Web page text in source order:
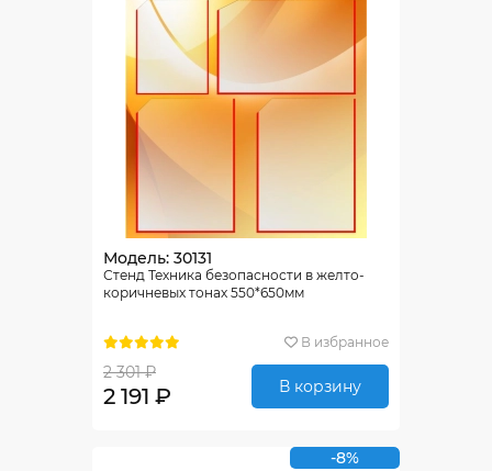
Модель: 30131
Стенд Техника безопасности в желто-
коричневых тонах 550*650мм
В избранное
2 301 ₽
2 191 ₽ В корзину
-8%